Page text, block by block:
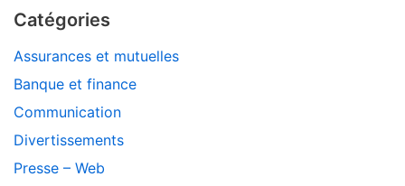
Catégories
Assurances et mutuelles
Banque et finance
Communication
Divertissements
Presse – Web